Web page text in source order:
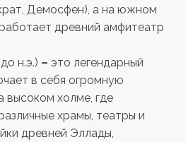
Демосфен), а на южном
древний амфитеатр
н.э.) – это легендарный
в себя огромную
высоком холме, где
храмы, театры и
древней Эллады,